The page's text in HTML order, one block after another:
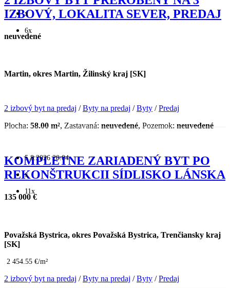
x
6x
IZBOVÝ, LOKALITA SEVER, PREDAJ
neuvedené
Martin, okres Martin, Žilinský kraj [SK]
2 izbový byt na predaj /Byty na predaj /Byty /Predaj
Plocha: 58.00 m², Zastavaná: neuvedené, Pozemok: neuvedené
5.8.2026 20:04
x
11x
KOMPLETNE ZARIADENÝ BYT PO
REKONŠTRUKCII SÍDLISKO LÁNSKA
135 000 €
Považská Bystrica, okres Považská Bystrica, Trenčiansky kraj
[SK]
2 454.55 €/m²
2 izbový byt na predaj /Byty na predaj /Byty /Predaj